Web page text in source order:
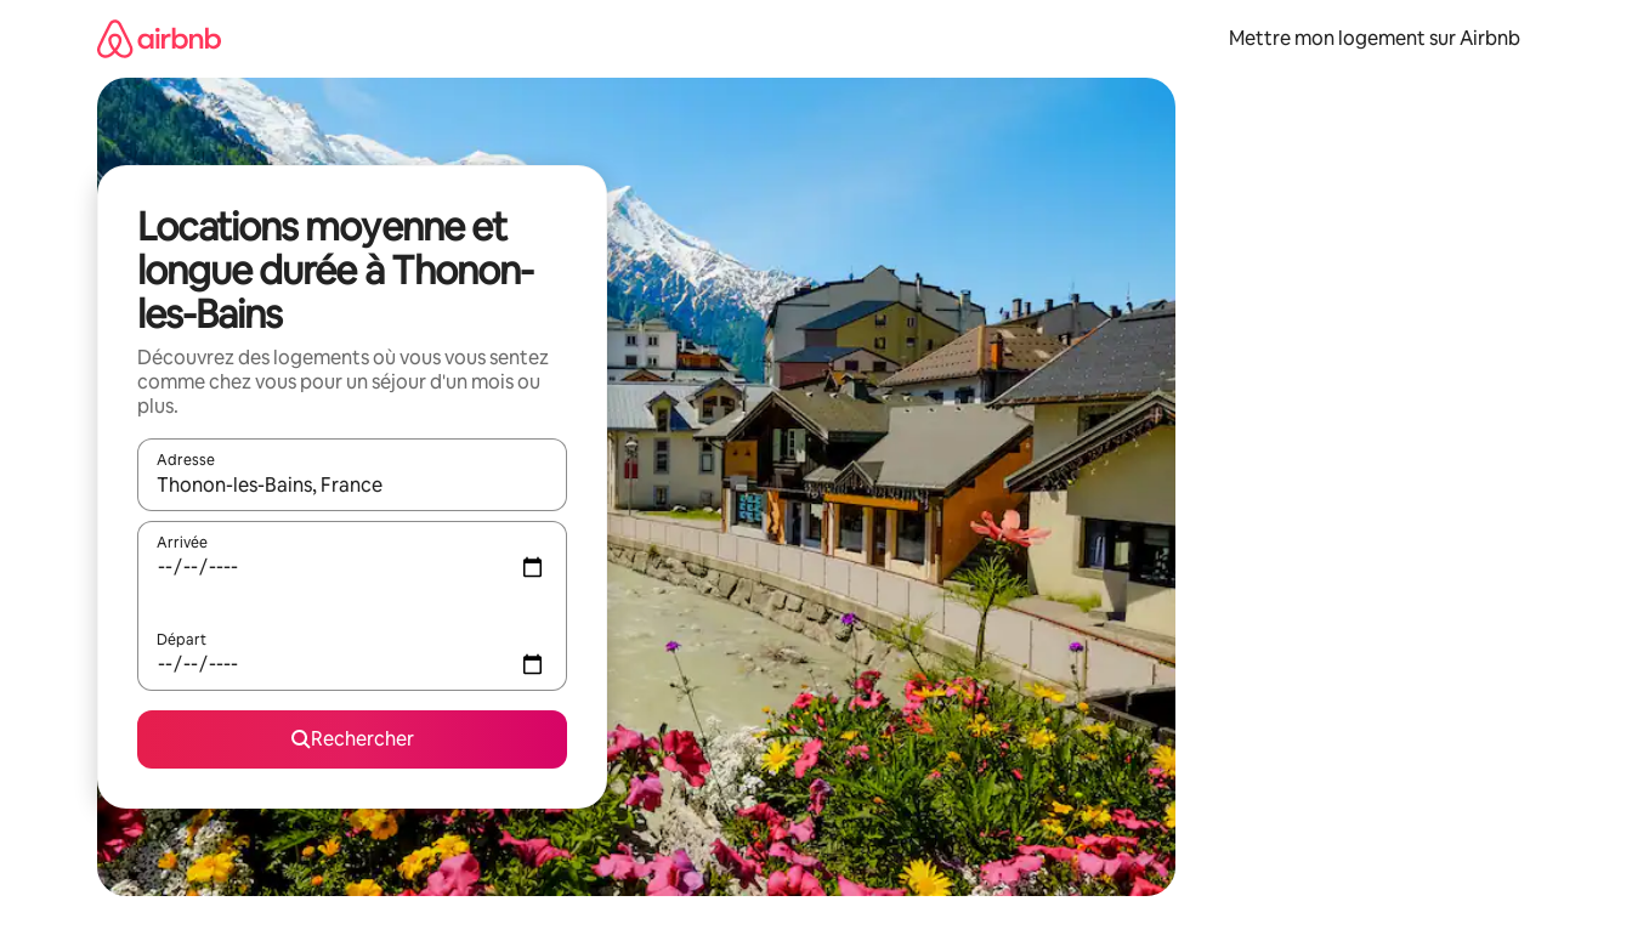
Mettre mon logement sur Airbnb
Locations moyenne et
longue durée à Thonon-
les-Bains
Découvrez des logements où vous vous sentez
comme chez vous pour un séjour d'un mois ou
plus.
Adresse
Lorsque les résultats s'affichent, utilisez les flèches vers le haut et vers le bas pour les parcourir ou en appuyant et en faisant glisser.
Arrivée
Départ
Rechercher